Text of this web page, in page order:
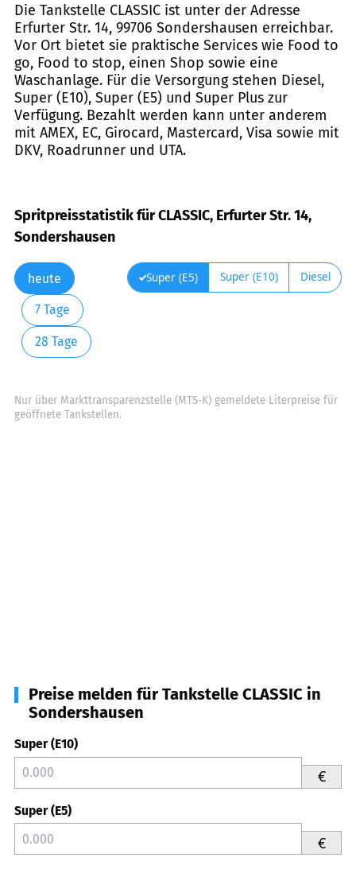
Die Tankstelle CLASSIC ist unter der Adresse
Erfurter Str. 14, 99706 Sondershausen erreichbar.
Vor Ort bietet sie praktische Services wie Food to
go, Food to stop, einen Shop sowie eine
Waschanlage. Für die Versorgung stehen Diesel,
Super (E10), Super (E5) und Super Plus zur
Verfügung. Bezahlt werden kann unter anderem
mit AMEX, EC, Girocard, Mastercard, Visa sowie mit
DKV, Roadrunner und UTA.
Spritpreisstatistik für CLASSIC, Erfurter Str. 14,
Sondershausen
heute
7 Tage
28 Tage
Super (E5) Super (E10) Diesel
Nur über Markttransparenzstelle (MTS-K) gemeldete Literpreise für
geöffnete Tankstellen.
Preise melden für Tankstelle CLASSIC in
Sondershausen
Super (E10)
€
Super (E5)
€